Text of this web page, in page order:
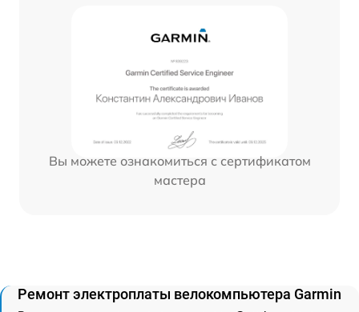
Вы можете ознакомиться с сертификатом
мастера
Ремонт электроплаты велокомпьютера Garmin